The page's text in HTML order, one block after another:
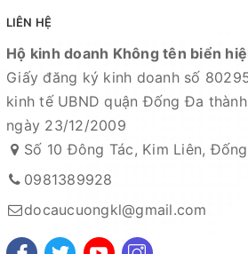
LIÊN HỆ
Hộ kinh doanh Không tên biển
Giấy đăng ký kinh doanh số
kinh tế UBND quận Đống Đa
ngày 23/12/2009
Số 10 Đông Tác, Kim Liên,
0981389928
docaucuongkl@gmail.com